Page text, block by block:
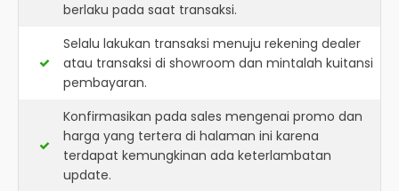
berlaku pada saat transaksi.
Selalu lakukan transaksi menuju rekening dealer
atau transaksi di showroom dan mintalah kuitansi
pembayaran.
Konfirmasikan pada sales mengenai promo dan
harga yang tertera di halaman ini karena
terdapat kemungkinan ada keterlambatan
update.